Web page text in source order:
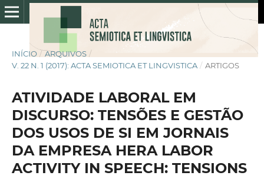
INÍCIO / ARQUIVOS /
V. 22 N. 1 (2017): ACTA SEMIOTICA ET LINGVISTICA / ARTIGOS
ATIVIDADE LABORAL EM
DISCURSO: TENSÕES E GESTÃO
DOS USOS DE SI EM JORNAIS
DA EMPRESA HERA LABOR
ACTIVITY IN SPEECH: TENSIONS